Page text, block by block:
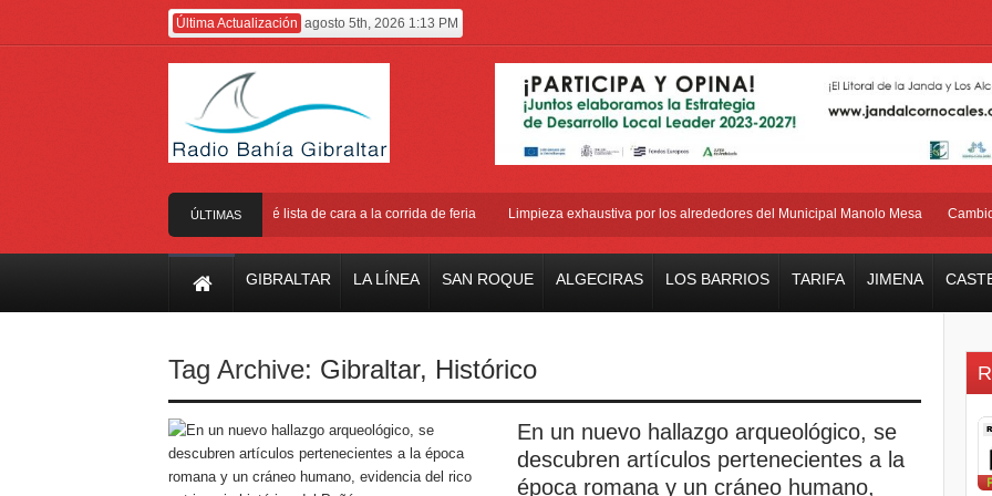
Última Actualización agosto 5th, 2026 1:13 PM
ÚLTIMAS
NOTICIAS
de la Plaza de Toros, para que esté lista de cara a la corrida de feria Limpieza exhaustiva por los alrededores del Municipal Manolo Mesa Cambio
GIBRALTAR LA LÍNEA SAN ROQUE ALGECIRAS LOS BARRIOS TARIFA JIMENA
Tag Archive: Gibraltar, Histórico
En un nuevo hallazgo arqueológico, se
descubren artículos pertenecientes a la
época romana y un cráneo humano,